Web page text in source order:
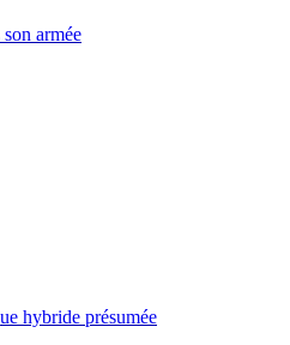
armée
hybride présumée